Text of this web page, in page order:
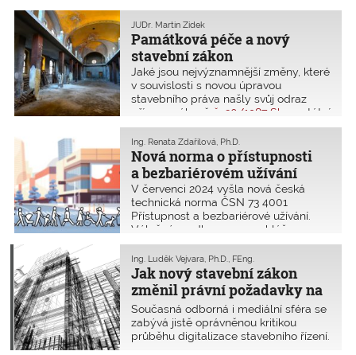
projednávat 11. prosince 2024.
Zároveň bylo přislíbeno, že 10.
prosince bude mít Portál stavebníka
všechny zákonem požadované
funkce. Co návrh „částečného
bypassu“ přináší?
Památková péče a nový
stavební zákon
JUDr. Martin Zídek
Jaké jsou nejvýznamnější změny, které
v souvislosti s novou úpravou
stavebního práva našly svůj odraz
přímo v zákoně č. 20/1987 Sb.
, o státní
památkové péči? Jak památkovou
péči mění několik specifických částí
nového stavebního zákona
č. 283/2021 Sb.
(NSZ) s výslovnou
vazbou na zájmy památkové péče.
Nová norma o přístupnosti
a bezbariérovém užívání
Ing. Renata Zdařilová, Ph.D.
V červenci 2024 vyšla nová česká
technická norma ČSN 73 4001
Přístupnost a bezbariérové užívání.
Výlučným odkazem ve vyhlášce
č. 146/2024 Sb., o požadavcích na
výstavbu se norma stala závaznou pro
všechny typy staveb. Vzhledem
k velkému počtu dotazů přinášíme
návod, jak s touto novou normou
pracovat.
Jak nový stavební zákon
změnil právní požadavky na
statiku a nosné konstrukce
Ing. Luděk Vejvara, Ph.D., FEng.
Současná odborná i mediální sféra se
zabývá jistě oprávněnou kritikou
průběhu digitalizace stavebního řízení.